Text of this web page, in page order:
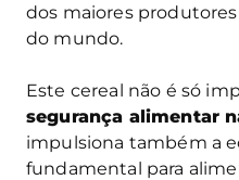
dos maiores
do mundo.
Este cereal não é só
segurança alimentar
impulsiona também a
fundamental para